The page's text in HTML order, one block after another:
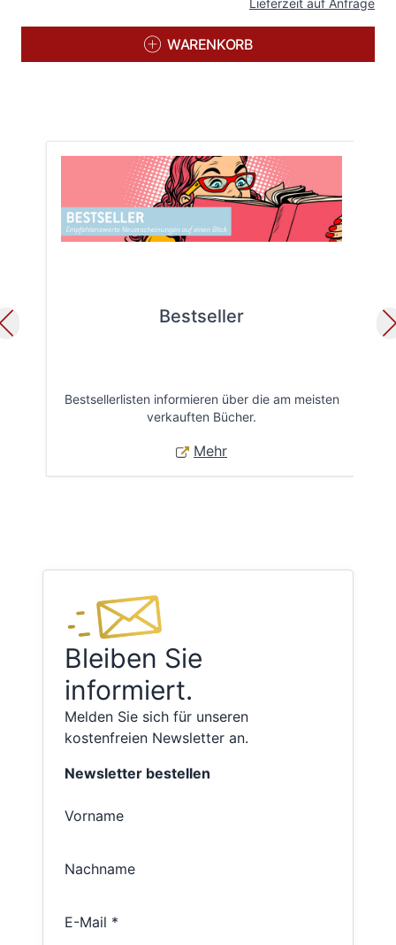
Lieferzeit auf Anfrage
WARENKORB
Bestseller
Bestsellerlisten informieren über die am meisten
verkauften Bücher.
Mehr
Bleiben Sie
informiert.
Melden Sie sich für unseren
kostenfreien Newsletter an.